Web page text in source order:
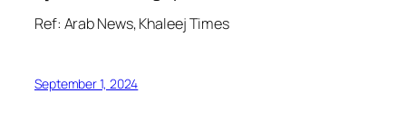
Ref: Arab News, Khaleej Times
September 1, 2024